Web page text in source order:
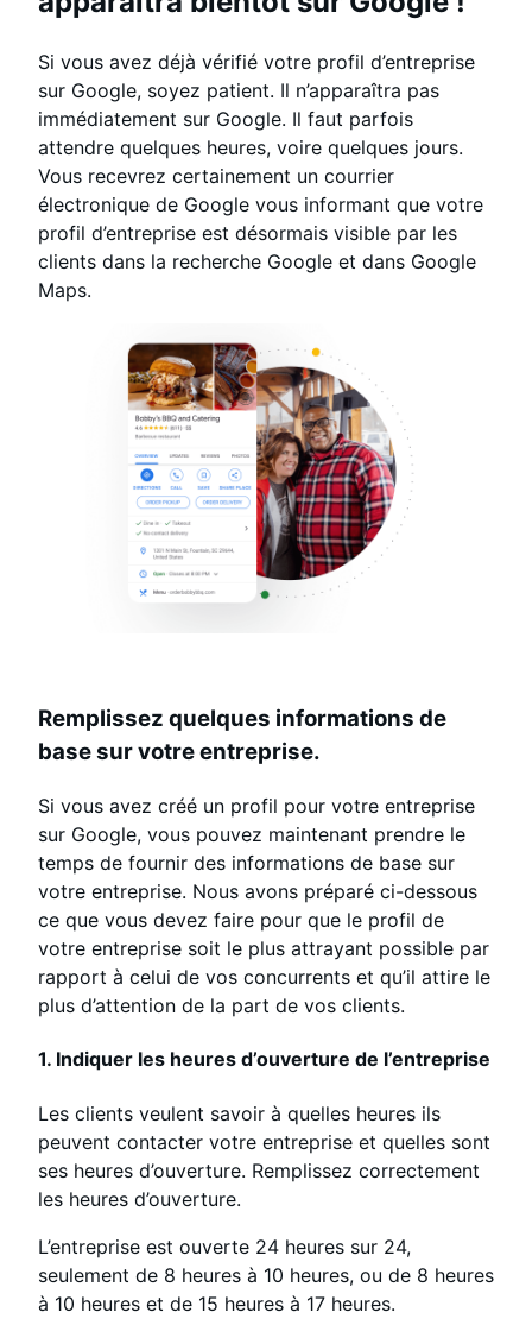
Si vous avez déjà vérifié votre profil d’entreprise
sur Google, soyez patient. Il n’apparaîtra pas
immédiatement sur Google. Il faut parfois
attendre quelques heures, voire quelques jours.
Vous recevrez certainement un courrier
électronique de Google vous informant que votre
profil d’entreprise est désormais visible par les
clients dans la recherche Google et dans Google
Maps.
Remplissez quelques informations de
base sur votre entreprise.
Si vous avez créé un profil pour votre entreprise
sur Google, vous pouvez maintenant prendre le
temps de fournir des informations de base sur
votre entreprise. Nous avons préparé ci-dessous
ce que vous devez faire pour que le profil de
votre entreprise soit le plus attrayant possible par
rapport à celui de vos concurrents et qu’il attire le
plus d’attention de la part de vos clients.
1. Indiquer les heures d’ouverture de l’entreprise
Les clients veulent savoir à quelles heures ils
peuvent contacter votre entreprise et quelles sont
ses heures d’ouverture. Remplissez correctement
les heures d’ouverture.
L’entreprise est ouverte 24 heures sur 24,
seulement de 8 heures à 10 heures, ou de 8 heures
à 10 heures et de 15 heures à 17 heures.